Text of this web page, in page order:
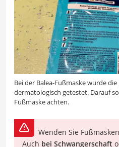
Bei der Balea-Fußmaske wurde
dermatologisch getestet. Darauf
Fußmaske achten.
Wenden Sie Fußmasken
Auch bei Schwangerschaft